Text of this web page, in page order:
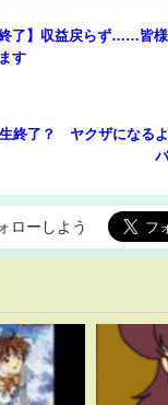
終了】収益戻らず……皆
す
終了？ ヤクザになる
ローしよう